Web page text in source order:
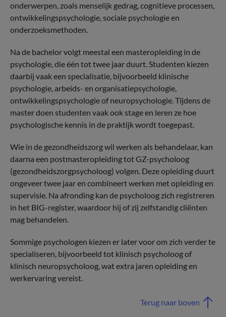
onderwerpen, zoals menselijk gedrag, cognitieve processen,
ontwikkelingspsychologie, sociale psychologie en
onderzoeksmethoden.
Na de bachelor volgt meestal een masteropleiding in de
psychologie, die één tot twee jaar duurt. Studenten kiezen
daarbij vaak een specialisatie, bijvoorbeeld klinische
psychologie, arbeids- en organisatiepsychologie,
ontwikkelingspsychologie of neuropsychologie. Tijdens de
master doen studenten vaak ook stage en leren ze hoe
psychologische kennis in de praktijk wordt toegepast.
Wie in de gezondheidszorg wil werken als behandelaar, kan
daarna een postmasteropleiding tot GZ-psycholoog
(gezondheidszorgpsycholoog) volgen. Deze opleiding duurt
ongeveer twee jaar en combineert werken met opleiding en
supervisie. Na afronding kan de psycholoog zich registreren
in het BIG-register, waardoor hij of zij zelfstandig cliënten
mag behandelen.
Sommige psychologen kiezen er later voor om zich verder te
specialiseren, bijvoorbeeld tot klinisch psycholoog of
klinisch neuropsycholoog, wat extra jaren opleiding en
werkervaring vereist.
Terug naar boven